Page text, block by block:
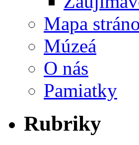
Mapa
Múzeá
O nás
Pamiatky
Rubriky